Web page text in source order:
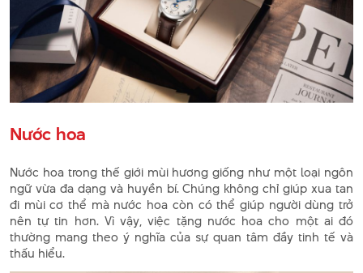
Nước hoa
Nước hoa trong thế giới mùi hương giống như một loại ngôn
ngữ vừa đa dạng và huyền bí. Chúng không chỉ giúp xua tan
đi mùi cơ thể mà nước hoa còn có thể giúp người dùng trở
nên tự tin hơn. Vì vậy, việc tặng nước hoa cho một ai đó
thường mang theo ý nghĩa của sự quan tâm đầy tinh tế và
thấu hiểu.